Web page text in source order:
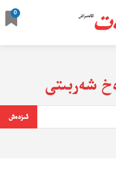
ئالدىراش
0
شەربىتى
ئىزدەش